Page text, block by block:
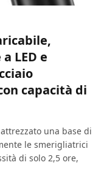
LED e
capacità di
una base di
le smerigliatrici
di solo 2,5 ore,